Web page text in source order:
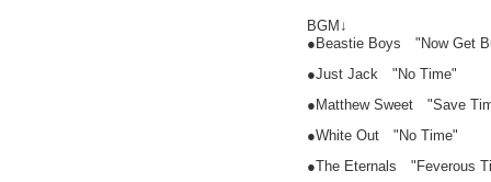
BGM↓
●Beastie Boys "Now Get
●Just Jack "No Time"
●Matthew Sweet "Save
●White Out "No Time"
●The Eternals "Feverous